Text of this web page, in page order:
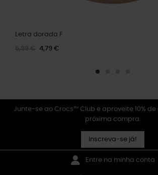
Letra dorada F
5,99 € 4,79 €
Junte-se ao Crocs™ Club e aproveite 10%
próxima compra.
Inscreva-se já!
Entre na minha conta